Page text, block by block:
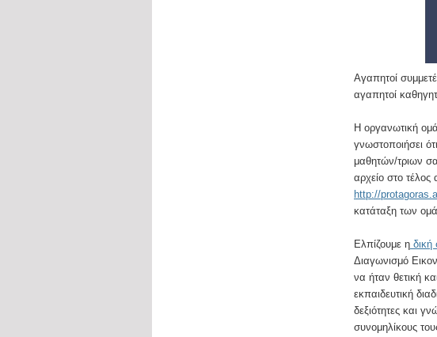
Αγαπητοί
αγαπητοί
Η οργανωτική
γνωστοποιήσει
μαθητών/τριων
αρχείο στο
http://
κατάταξη των
Ελπίζουμε ηδική
Διαγωνισμό
να ήταν θετική
εκπαιδευτική
δεξιότητες και
συνομηλίκους